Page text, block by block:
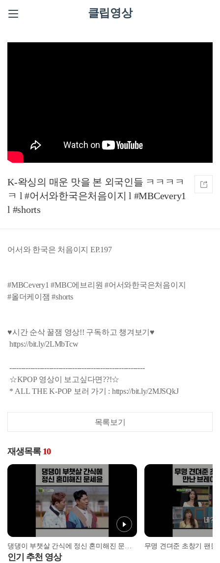
클립영상
K-왁싱의 매운 맛을 본 외국인들 ㅋㅋㅋㅋ
ㅋ l #어서와한국은처음이지 l #MBCevery1
l #shorts
어서와 한국은 처음이지 EP.197
#MBCevery1 #MBC에브리원 #어서와한국은처음이지
#올더케이잼 #shorts
♥시간 순삭 꿀잼 영상!! 구독하고 챙겨보기♥
https://bit.ly/2LMbTcw
----------------------------------------------------------
☆KPOP 영상이 보고싶다면??!☆
* ALL THE K-POP 보러 가기 : https://bit.ly/2MJSQkJ
목록보기
재생목록 10
댕댕이 부챗살 간식에 정신 혼미해진 문세윤 l #MBCevery1 l #shorts
인기 추천 영상